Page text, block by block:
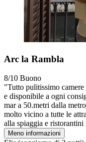
Arc la Rambla
8/10 Buono
"Tutto pulitissimo
e disponibile a ogni
mar a 50.metri dalla
molto vicino a tutte le
alla spiaggia e ristorantini
Meno informazioni